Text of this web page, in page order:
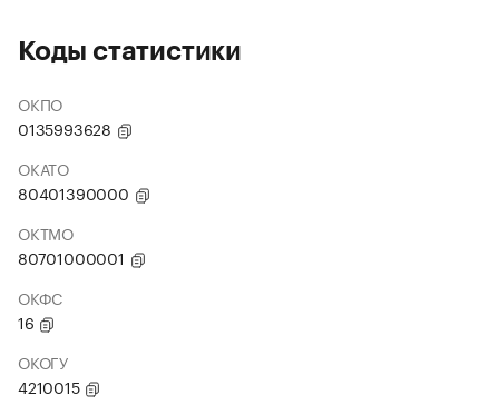
Коды статистики
ОКПО
0135993628
ОКАТО
80401390000
ОКТМО
80701000001
ОКФС
16
ОКОГУ
4210015